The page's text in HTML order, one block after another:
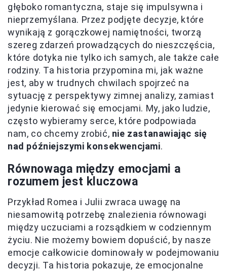
głęboko romantyczna, staje się impulsywna i
nieprzemyślana. Przez podjęte decyzje, które
wynikają z gorączkowej namiętności, tworzą
szereg zdarzeń prowadzących do nieszczęścia,
które dotyka nie tylko ich samych, ale także całe
rodziny. Ta historia przypomina mi, jak ważne
jest, aby w trudnych chwilach spojrzeć na
sytuację z perspektywy zimnej analizy, zamiast
jedynie kierować się emocjami. My, jako ludzie,
często wybieramy serce, które podpowiada
nam, co chcemy zrobić, nie zastanawiając się
nad późniejszymi konsekwencjami.
Równowaga między emocjami a
rozumem jest kluczowa
Przykład Romea i Julii zwraca uwagę na
niesamowitą potrzebę znalezienia równowagi
między uczuciami a rozsądkiem w codziennym
życiu. Nie możemy bowiem dopuścić, by nasze
emocje całkowicie dominowały w podejmowaniu
decyzji. Ta historia pokazuje, że emocjonalne